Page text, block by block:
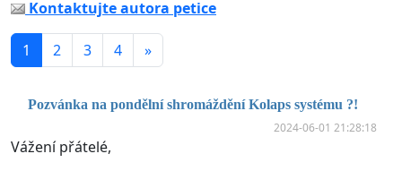
Kontaktujte autora petice
1 2 3 4 »
Pozvánka na pondělní shromáždění Kolaps systému ?!
2024-06-01 21:28:18
Vážení přátelé,